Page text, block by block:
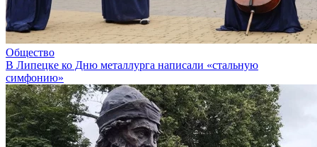
Общество
В Липецке ко Дню металлурга написали «стальную
симфонию»